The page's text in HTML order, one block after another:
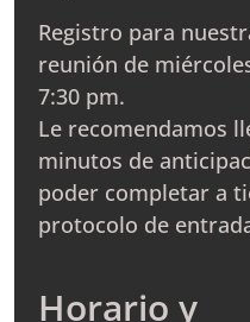
Registro para
reunión de
7:30 pm.
Le recomendamos
minutos de
poder completar a
protocolo de
Horario y